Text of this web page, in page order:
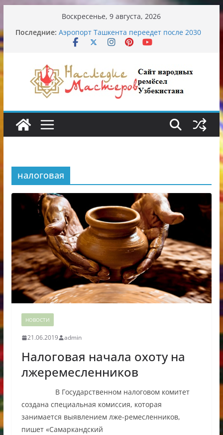
содержимому
Воскресенье, 9 августа, 2026
Последние: Аэропорт Ташкента переедет после 2030
года
Обрушение на одном из ключевых
перекрёстков Ташкента: перекрыт
путепровод на Буюк Ипак Йули
Узбекские традиционные узоры:
символика и происхождение
налоговая
НОВОСТИ
21.06.2019 admin
Налоговая начала охоту на
лжеремесленников
В Государственном налоговом комитет
создана специальная комиссия, которая
занимается выявлением лже-ремесленников,
пишет «Самаркандский